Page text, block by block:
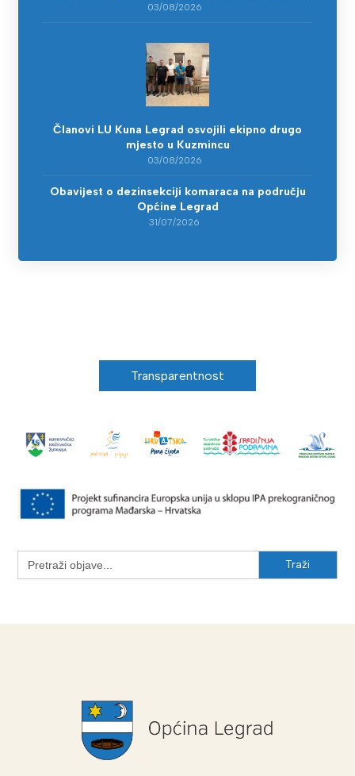
03/08/2026
Članovi LU Kuna Legrad osvojili ekipno drugo
mjesto u Kuzmincu
03/08/2026
Obavijest o dezinsekciji komaraca na području
Općine Legrad
31/07/2026
Transparentnost
Search
for: